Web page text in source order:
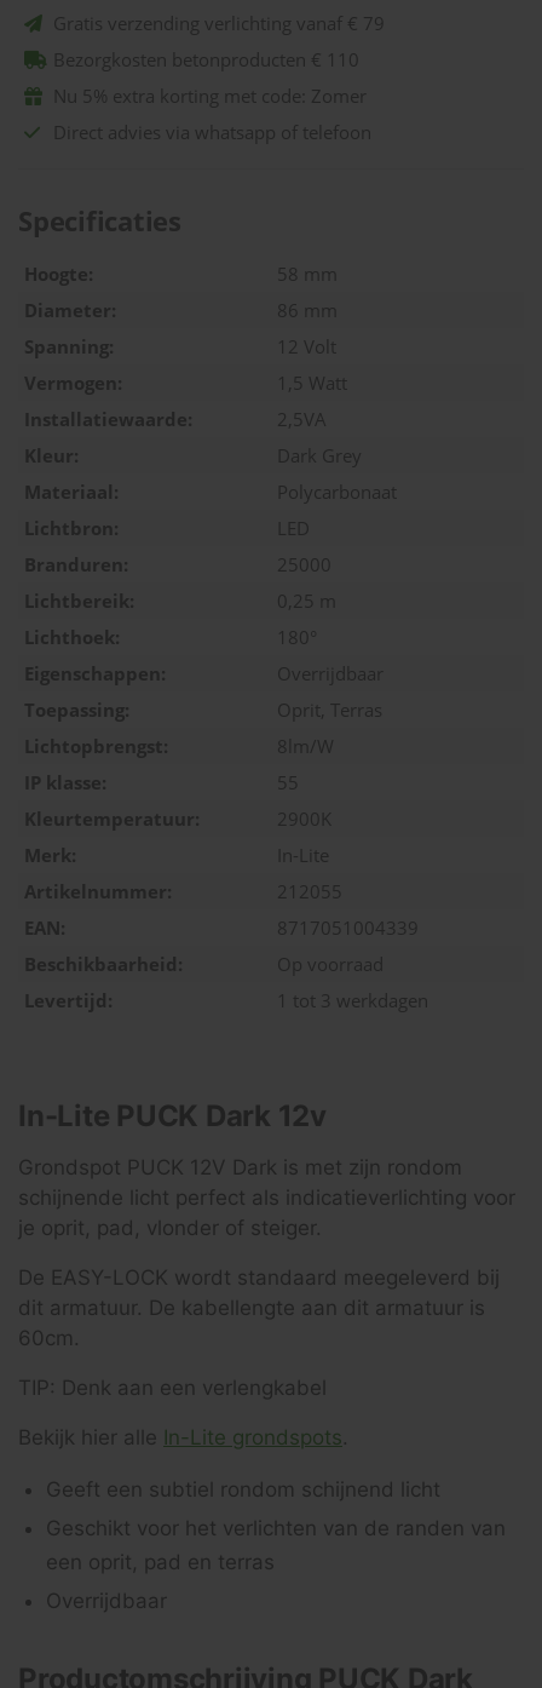
Gratis verzending verlichting vanaf € 79
Bezorgkosten betonproducten € 110
Nu 5% extra korting met code: Zomer
Direct advies via whatsapp of telefoon
Specificaties
Hoogte:
58 mm
Diameter:
86 mm
Spanning:
12 Volt
Vermogen:
1,5 Watt
Installatiewaarde:
2,5VA
Kleur:
Dark Grey
Materiaal:
Polycarbonaat
Lichtbron:
LED
Branduren:
25000
Lichtbereik:
0,25 m
Lichthoek:
180°
Eigenschappen:
Overrijdbaar
Toepassing:
Oprit, Terras
Lichtopbrengst:
8lm/W
IP klasse:
55
Kleurtemperatuur:
2900K
Merk:
In-Lite
Artikelnummer:
212055
EAN:
8717051004339
Beschikbaarheid:
Op voorraad
Levertijd:
1 tot 3 werkdagen
In-Lite PUCK Dark 12v
Grondspot PUCK 12V Dark is met zijn rondom
schijnende licht perfect als indicatieverlichting voor
je oprit, pad, vlonder of steiger.
De EASY-LOCK wordt standaard meegeleverd bij
dit armatuur. De kabellengte aan dit armatuur is
60cm.
TIP: Denk aan een verlengkabel
Bekijk hier alle In-Lite grondspots.
Geeft een subtiel rondom schijnend licht
Geschikt voor het verlichten van de randen van
een oprit, pad en terras
Overrijdbaar
Productomschrijving PUCK Dark